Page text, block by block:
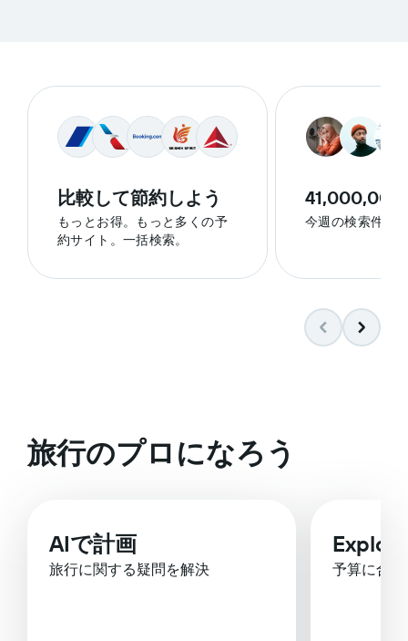
比較して節約しよう
もっとお得。もっと多くの予
約サイト。一括検索。
今週の検索件数
旅行のプロになろう
AIで計画
旅行に関する疑問を解決
Explore
予算に合